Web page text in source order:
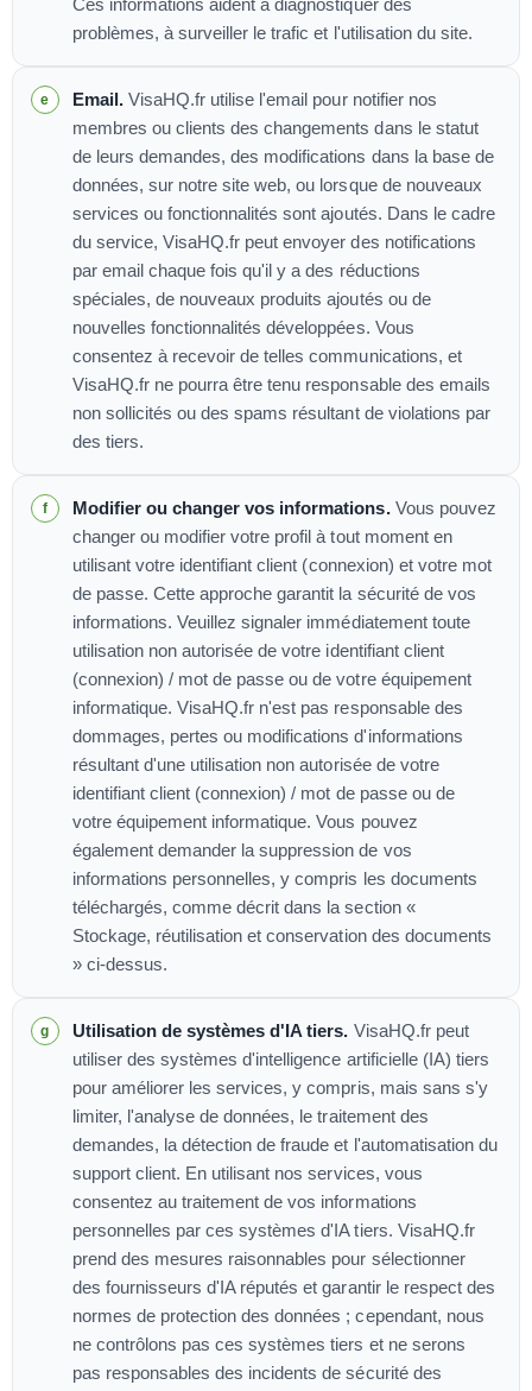
Ces informations aident à diagnostiquer des
problèmes, à surveiller le trafic et l'utilisation du site.
Email. VisaHQ.fr utilise l'email pour notifier nos
membres ou clients des changements dans le statut
de leurs demandes, des modifications dans la base de
données, sur notre site web, ou lorsque de nouveaux
services ou fonctionnalités sont ajoutés. Dans le cadre
du service, VisaHQ.fr peut envoyer des notifications
par email chaque fois qu'il y a des réductions
spéciales, de nouveaux produits ajoutés ou de
nouvelles fonctionnalités développées. Vous
consentez à recevoir de telles communications, et
VisaHQ.fr ne pourra être tenu responsable des emails
non sollicités ou des spams résultant de violations par
des tiers.
Modifier ou changer vos informations.Vous pouvez
changer ou modifier votre profil à tout moment en
utilisant votre identifiant client (connexion) et votre mot
de passe. Cette approche garantit la sécurité de vos
informations. Veuillez signaler immédiatement toute
utilisation non autorisée de votre identifiant client
(connexion) / mot de passe ou de votre équipement
informatique. VisaHQ.fr n'est pas responsable des
dommages, pertes ou modifications d'informations
résultant d'une utilisation non autorisée de votre
identifiant client (connexion) / mot de passe ou de
votre équipement informatique. Vous pouvez
également demander la suppression de vos
informations personnelles, y compris les documents
téléchargés, comme décrit dans la section «
Stockage, réutilisation et conservation des documents
» ci-dessus.
Utilisation de systèmes d'IA tiers. VisaHQ.fr peut
utiliser des systèmes d'intelligence artificielle (IA) tiers
pour améliorer les services, y compris, mais sans s'y
limiter, l'analyse de données, le traitement des
demandes, la détection de fraude et l'automatisation du
support client. En utilisant nos services, vous
consentez au traitement de vos informations
personnelles par ces systèmes d'IA tiers. VisaHQ.fr
prend des mesures raisonnables pour sélectionner
des fournisseurs d'IA réputés et garantir le respect des
normes de protection des données ; cependant, nous
ne contrôlons pas ces systèmes tiers et ne serons
pas responsables des incidents de sécurité des